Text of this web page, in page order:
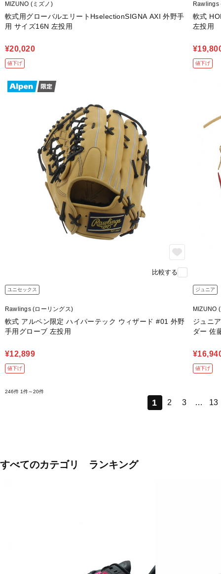
MIZUNO (ミズノ)
軟式用グローバルエリートHselectionSIGNA AXI 外野手
用 サイズ16N 左投用
¥20,020
値下げ
Rawlings
軟式
左投用
値下げ
比較する
ユニセックス
Rawlings (ローリングス)
軟式 アルペン限定 ハイパーテック ウィザード #01 外野
手用グローブ 左投用
¥12,899
値下げ
ジュニア
MIZUNO
ジュニ
ダー 佐
値下げ
246件 1件～20件
1 2 3 … 13
すべてのカテゴリ ランキング